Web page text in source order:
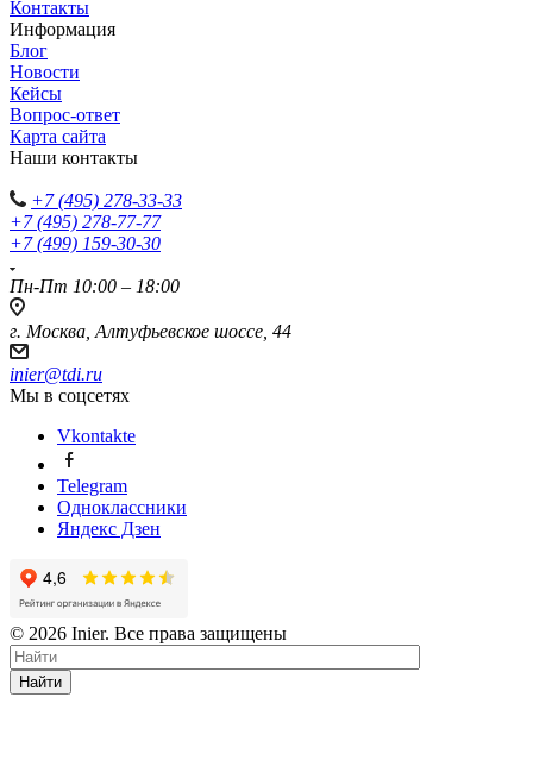
Контакты
Информация
Блог
Новости
Кейсы
Вопрос-ответ
Карта сайта
Наши контакты
+7 (495) 278-33-33
+7 (495) 278-77-77
+7 (499) 159-30-30
Пн-Пт 10:00 – 18:00
г. Москва, Алтуфьевское шоссе, 44
inier@tdi.ru
Мы в соцсетях
Vkontakte
Telegram
Одноклассники
Яндекс Дзен
© 2026 Inier. Все права защищены
Найти